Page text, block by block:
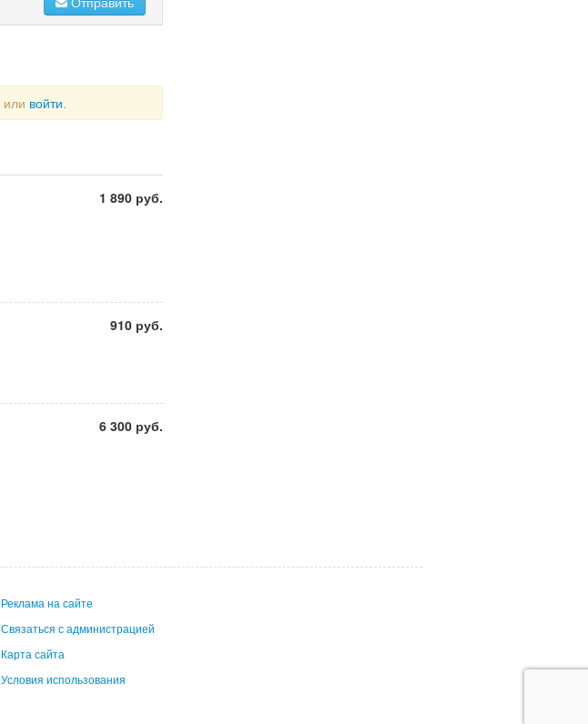
или войти.
1 890 руб.
910 руб.
6 300 руб.
Реклама на сайте
Связаться с администрацией
Карта сайта
Условия использования